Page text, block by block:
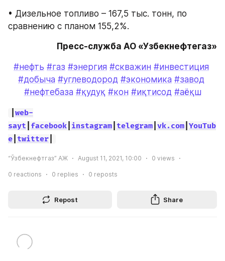
• Дизельное топливо – 167,5 тыс. тонн, по
сравнению с планом 155,2%.
Пресс-служба АО «Узбекнефтегаз»
#нефть #газ #энергия #скважин #инвестиция
#добыча #углеводород #экономика #завод
#нефтебаза #қудуқ #кон #иқтисод #аёқш
web-
sayt facebook instagram telegram vk.com YouTub
e twitter
“Ўзбекнефтгаз” АЖ August 11, 2021, 10:00 0 views
0 reactions 0 replies 0 reposts
Repost Share